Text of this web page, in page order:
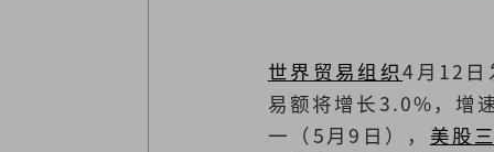
世界贸易组织4月12日
易额将增长3.0%，增
一（5月9日）， 美股